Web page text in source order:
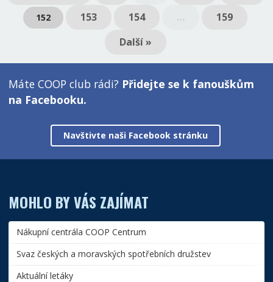
152 153 154 …
159
Další »
Máte COOP club rádi? Přidejte se k fanouškům
na Facebooku.
Navštivte naši Facebook stránku
MOHLO BY VÁS ZAJÍMAT
Nákupní centrála COOP Centrum
Svaz českých a moravských spotřebních družstev
Aktuální letáky